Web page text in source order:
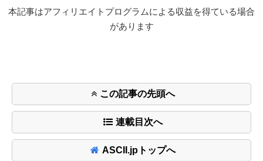
本記事はアフィリエイトプログラムによる収益を得ている場合
があります
この記事の先頭へ
連載目次へ
ASCII.jpトップへ